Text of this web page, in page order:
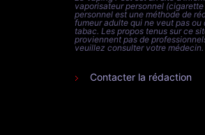
© 2010-2026 Vaping Post -